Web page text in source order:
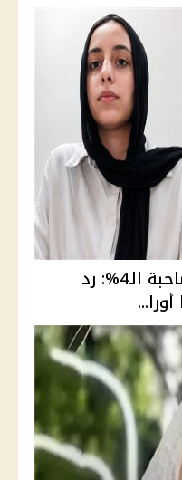
القصة الكاملة لأزمة ريم صاحبة الـ4%: رد